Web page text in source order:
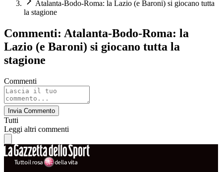
Atalanta-Bodo-Roma: la Lazio (e Baroni) si giocano tutta
la stagione
Commenti: Atalanta-Bodo-Roma: la
Lazio (e Baroni) si giocano tutta la
stagione
Commenti
Invia Commento
Tutti
Leggi altri commenti